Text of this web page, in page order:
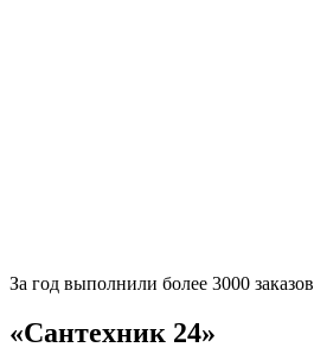
За год выполнили более 3000 заказов
«Сантехник 24»